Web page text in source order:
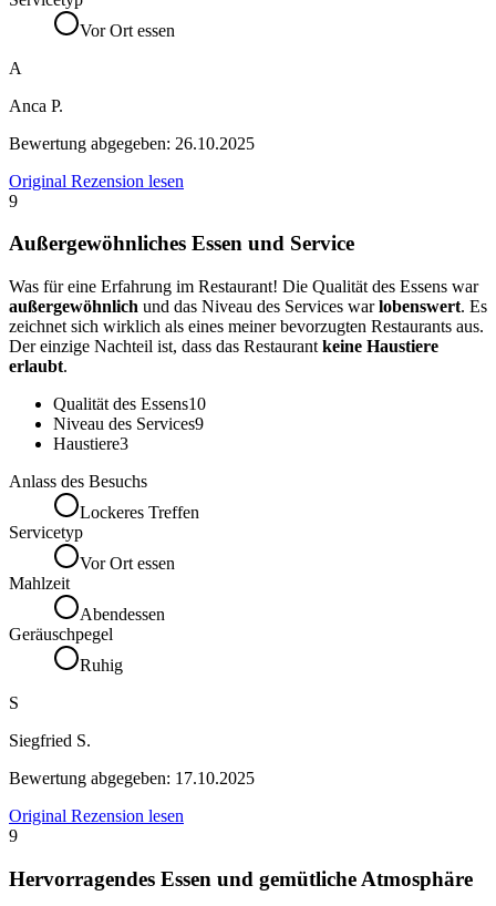
Vor Ort essen
A
Anca P.
Bewertung abgegeben: 26.10.2025
Original Rezension lesen
9
Außergewöhnliches Essen und Service
Was für eine Erfahrung im Restaurant! Die Qualität des Essens war
außergewöhnlich und das Niveau des Services warlobenswert. Es
zeichnet sich wirklich als eines meiner bevorzugten Restaurants aus.
Der einzige Nachteil ist, dass das Restaurant keine Haustiere
erlaubt.
Qualität des Essens10
Niveau des Services9
Haustiere3
Anlass des Besuchs
Lockeres Treffen
Servicetyp
Vor Ort essen
Mahlzeit
Abendessen
Geräuschpegel
Ruhig
S
Siegfried S.
Bewertung abgegeben: 17.10.2025
Original Rezension lesen
9
Hervorragendes Essen und gemütliche Atmosphäre